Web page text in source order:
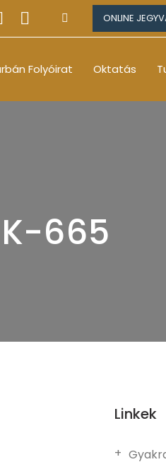
ONLINE
Folyóirat Oktatás
665
Linkek